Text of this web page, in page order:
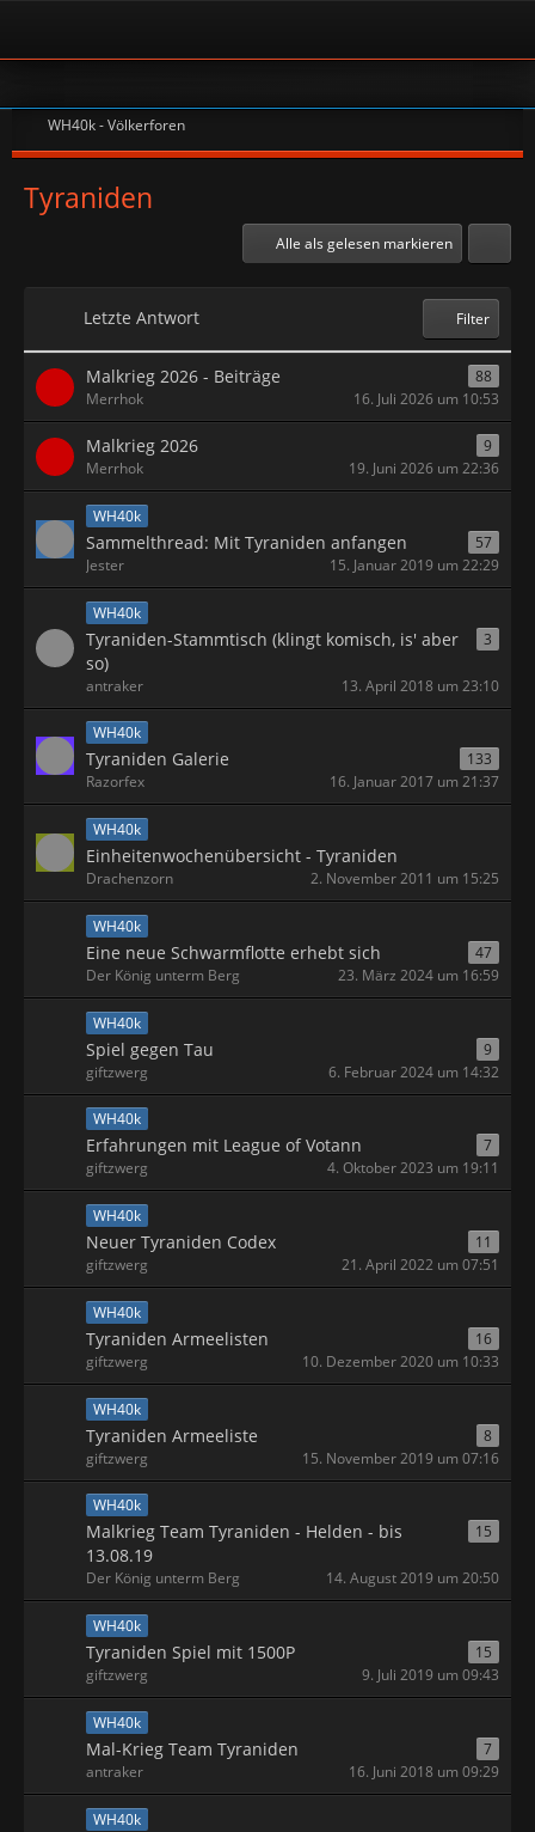
WH40k - Völkerforen
Tyraniden
Alle als gelesen markieren
Letzte Antwort Filter
Malkrieg 2026 - Beiträge
88
Merrhok
16. Juli 2026 um 10:53
Malkrieg 2026
9
Merrhok
19. Juni 2026 um 22:36
WH40k
Sammelthread: Mit Tyraniden anfangen
57
Jester
15. Januar 2019 um 22:29
WH40k
Tyraniden-Stammtisch (klingt komisch, is' aber
so)
3
antraker 13. April 2018 um 23:10
WH40k
Tyraniden Galerie
133
Razorfex
16. Januar 2017 um 21:37
WH40k
Einheitenwochenübersicht - Tyraniden
Drachenzorn 2. November 2011 um 15:25
WH40k
Eine neue Schwarmflotte erhebt sich
47
Der König unterm Berg
23. März 2024 um 16:59
WH40k
Spiel gegen Tau
9
giftzwerg
6. Februar 2024 um 14:32
WH40k
Erfahrungen mit League of Votann
7
giftzwerg
4. Oktober 2023 um 19:11
WH40k
Neuer Tyraniden Codex
11
giftzwerg
21. April 2022 um 07:51
WH40k
Tyraniden Armeelisten
16
giftzwerg
10. Dezember 2020 um 10:33
WH40k
Tyraniden Armeeliste
8
giftzwerg
15. November 2019 um 07:16
WH40k
Malkrieg Team Tyraniden - Helden - bis
13.08.19
15
Der König unterm Berg 14. August 2019 um 20:50
WH40k
Tyraniden Spiel mit 1500P
15
giftzwerg
9. Juli 2019 um 09:43
WH40k
Mal-Krieg Team Tyraniden
7
antraker
16. Juni 2018 um 09:29
WH40k